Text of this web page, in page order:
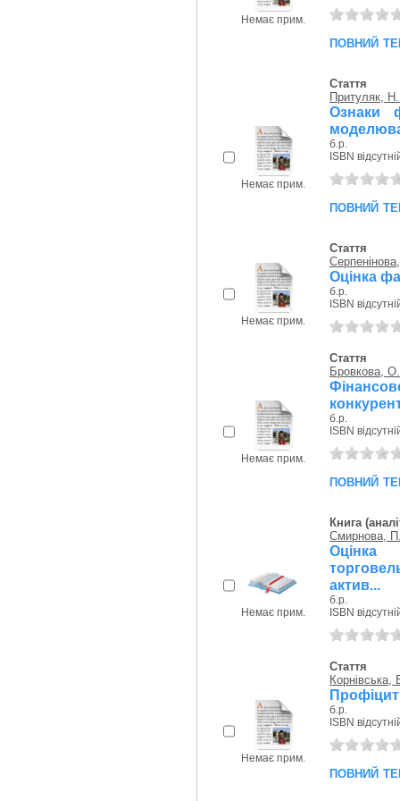
Немає прим.
повний
Немає прим.
Стаття
Притуляк,
Ознаки
б.р.
ISBN
повний
Немає прим.
Стаття
Оцінка
б.р.
ISBN
Немає прим.
Стаття
Бровкова,
б.р.
ISBN
повний
Немає прим.
Книга
Смирнова,
Оцінка
актив...
б.р.
ISBN
Немає прим.
Стаття
Корнівська,
Профіцит
б.р.
ISBN
повний